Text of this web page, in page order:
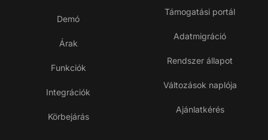
Demó
Árak
Funkciók
Integrációk
Körbejárás
Támogatási portál
Adatmigráció
Rendszer állapot
Változások naplója
Ajánlatkérés